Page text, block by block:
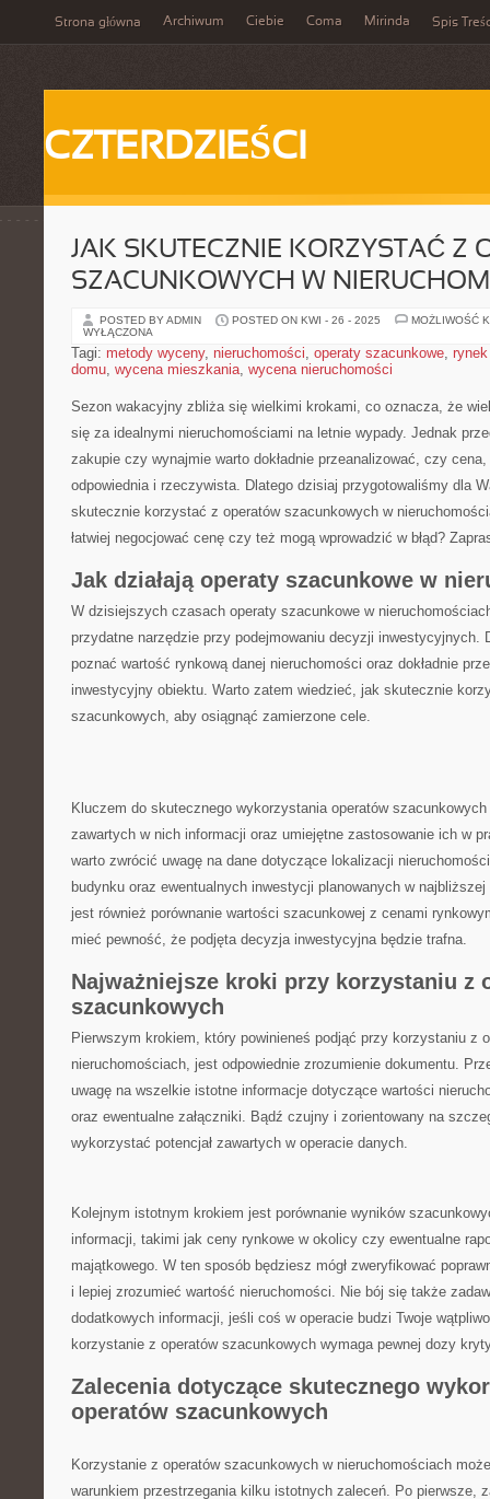
Strona główna Archiwum Ciebie Coma Mirinda Spis
CZTERDZIEŚCI
JAK SKUTECZNIE KORZYSTAĆ Z
SZACUNKOWYCH W
POSTED BY ADMIN POSTED ON KWI - 26 - 2025
MOŻLIWOŚĆ
WYŁĄCZONA
Tagi: metody wyceny, nieruchomości, operaty szacunkowe,
domu, wycena mieszkania, wycena nieruchomości
Sezon wakacyjny zbliża ⁤się wielkimi krokami, co oznacza, że
‍się za idealnymi nieruchomościami na letnie wypady.‌ Jednak
zakupie⁣ czy wynajmie warto ‌dokładnie przeanalizować,‍ czy​
odpowiednia i rzeczywista. ⁤Dlatego dzisiaj przygotowaliśmy dla⁢
⁣skutecznie korzystać ​z operatów szacunkowych w
łatwiej negocjować cenę czy też mogą wprowadzić​ w błąd?
Jak ‌działają operaty szacunkowe w
W dzisiejszych czasach ‍operaty⁤ szacunkowe ‍w
‍przydatne narzędzie⁤ przy podejmowaniu decyzji inwestycyjnych.
poznać ‍wartość rynkową danej nieruchomości oraz dokładnie
inwestycyjny ‌obiektu.⁢ Warto zatem wiedzieć,⁣ jak skutecznie
szacunkowych, aby​ osiągnąć zamierzone cele.
Kluczem⁣ do‍ skutecznego wykorzystania operatów szacunkowych
zawartych w nich informacji oraz umiejętne ​zastosowanie ich w
warto ⁤zwrócić uwagę na dane dotyczące​ lokalizacji
budynku⁣ oraz ewentualnych inwestycji planowanych w
jest⁤ również porównanie wartości szacunkowej z‍ cenami
⁢mieć pewność, ‌że podjęta decyzja ⁢inwestycyjna będzie⁣ trafna.
Najważniejsze ‍kroki przy korzystaniu ⁣z
szacunkowych
Pierwszym krokiem,⁢ który powinieneś podjąć przy korzystaniu z
nieruchomościach,‍ jest odpowiednie zrozumienie dokumentu.
uwagę⁤ na‌ wszelkie istotne informacje dotyczące wartości
oraz ewentualne załączniki. Bądź ​czujny‌ i zorientowany na
wykorzystać⁣ potencjał ⁤zawartych ​w‌ operacie danych.
Kolejnym istotnym krokiem jest porównanie wyników
⁢informacji, takimi jak ceny rynkowe⁢ w ⁣okolicy czy ewentualne
majątkowego. W ten sposób będziesz mógł ‍zweryfikować
i lepiej zrozumieć wartość nieruchomości. Nie bój się‌ także
dodatkowych informacji, ‌jeśli‌ coś ‌w operacie‌ budzi Twoje
korzystanie z operatów szacunkowych ​wymaga ​pewnej dozy
Zalecenia dotyczące skutecznego
operatów szacunkowych
Korzystanie​ z operatów szacunkowych​ w ‌nieruchomościach
‌warunkiem przestrzegania kilku istotnych zaleceń. Po pierwsze,